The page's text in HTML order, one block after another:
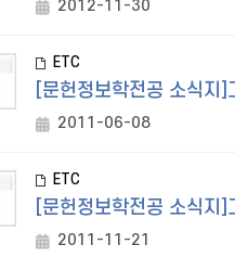
2012-11-30
ETC
[문헌정보학전공 소식지
2011-06-08
ETC
[문헌정보학전공 소식지
2011-11-21